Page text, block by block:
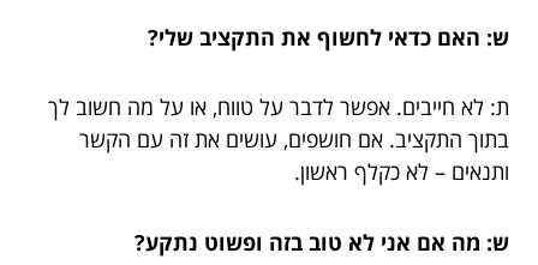
ש: האם כדאי לחשוף את התקציב שלי?
ת: לא חייבים. אפשר לדבר על טווח, או על מה חשוב לך
בתוך התקציב. אם חושפים, עושים את זה עם הקשר
ותנאים – לא כקלף ראשון.
ש: מה אם אני לא טוב בזה ופשוט נתקע?